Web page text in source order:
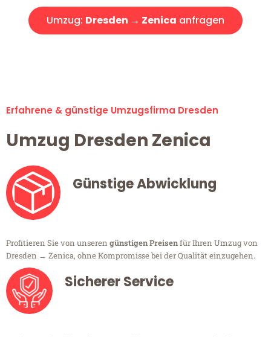
Umzug: Dresden → Zenica anfragen
Erfahrene & günstige Umzugsfirma Dresden
Umzug Dresden Zenica
Günstige Abwicklung
Profitieren Sie von unseren günstigen Preisenfür Ihren Umzug von
Dresden → Zenica, ohne Kompromisse bei der Qualität einzugehen.
Sicherer Service